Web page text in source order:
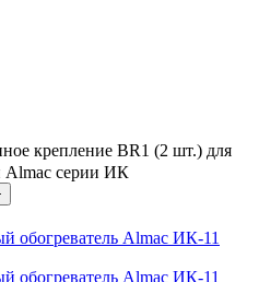
крепление BR1 (2 шт.) для
Almac серии ИК